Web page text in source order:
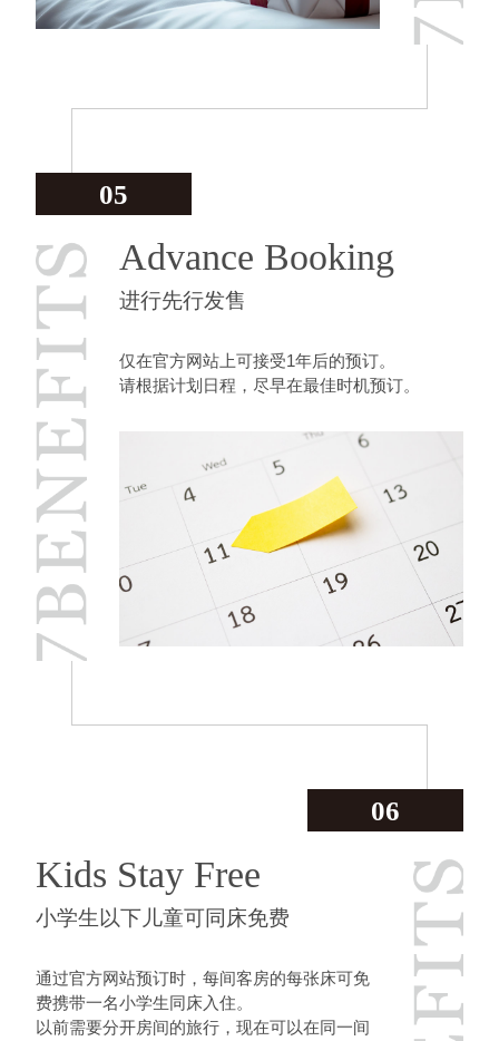
05
Advance Booking
进行先行发售
仅在官方网站上可接受1年后的预订。
请根据计划日程，尽早在最佳时机预订。
06
Kids Stay Free
小学生以下儿童可同床免费
通过官方网站预订时，每间客房的每张床可免
费携带一名小学生同床入住。
以前需要分开房间的旅行，现在可以在同一间